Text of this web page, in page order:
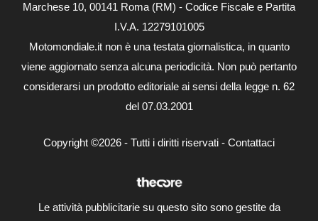
Marchese 10, 00141 Roma (RM) - Codice Fiscale e Partita
I.V.A. 12279101005
Motomondiale.it non è una testata giornalistica, in quanto
viene aggiornato senza alcuna periodicità. Non può pertanto
considerarsi un prodotto editoriale ai sensi della legge n. 62
del 07.03.2001
Copyright ©2026 - Tutti i diritti riservati - Contattaci
Le attività pubblicitarie su questo sito sono gestite da